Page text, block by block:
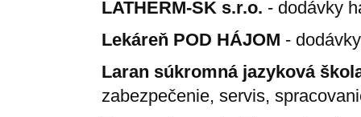
LATHERM-SK s.r.o. - dodávky
Lekáreň POD HÁJOM -
Laran súkromná jazyková
zabezpečenie, servis,